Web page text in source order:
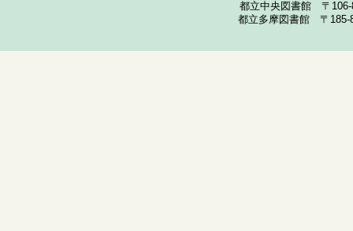
都立中央図書館 〒
都立多摩図書館 〒185-